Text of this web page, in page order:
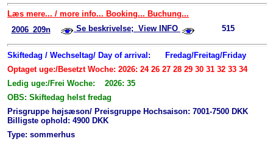
Læs mere... / more info... Booking... Buchung...
2006_209n
Se beskrivelse; View INFO 515
Skiftedag / Wechseltag/ Day of arrival:
Fredag/Freitag/Friday
Optaget uge:/Besetzt Woche: 2026: 24 26 27 28 29 30 31 32 33 34
Ledig uge:/Frei Woche: 2026: 35
OBS: Skiftedag helst fredag
Prisgruppe højsæson/ Preisgruppe Hochsaison: 7001-7500 DKK
Billigste ophold: 4900 DKK
Type: sommerhus